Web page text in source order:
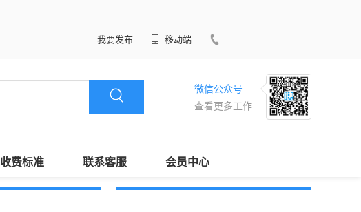
我要发布
移动端
微信公众号
查看更多工作
收费标准 联系客服 会员中心